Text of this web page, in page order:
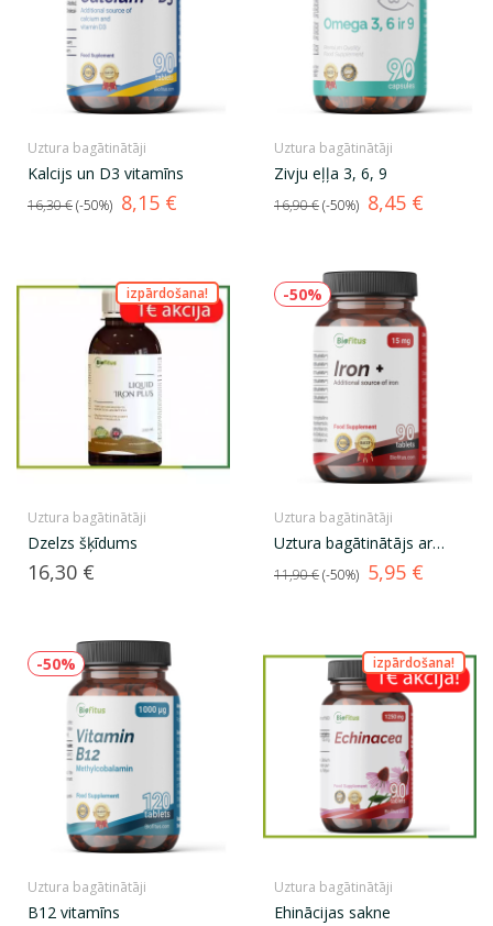
Uztura bagātinātāji
Kalcijs un D3 vitamīns
Standarta
cena
16,30 € -50% Cena
8,15 €
Uztura bagātinātāji
Zivju eļļa 3, 6, 9
Standarta
cena
16,90 € -50% Cena
8,45 €
izpārdošana!
Uztura bagātinātāji
Dzelzs šķīdums
Cena
16,30 €
-50%
Uztura bagātinātāji
Uztura bagātinātājs ar
Standarta
cena
11,90 € -50% Cena
5,95 €
-50%
Uztura bagātinātāji
B12 vitamīns
izpārdošana!
Uztura bagātinātāji
Ehinācijas sakne